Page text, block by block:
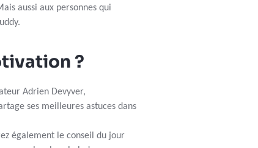
aussi aux personnes qui
?
Adrien Devyver,
ses meilleures astuces dans
également le conseil du jour